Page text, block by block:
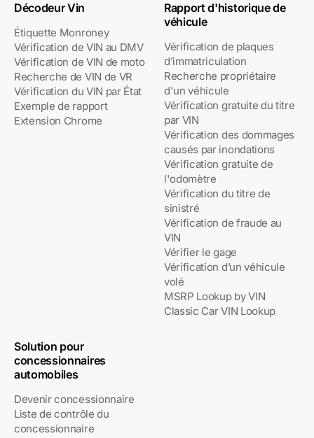
Décodeur Vin
Étiquette Monroney
Vérification de VIN au DMV
Vérification de VIN de moto
Recherche de VIN de VR
Vérification du VIN par État
Exemple de rapport
Extension Chrome
Rapport d'historique de
véhicule
Vérification de plaques
d’immatriculation
Recherche propriétaire
d'un véhicule
Vérification gratuite du titre
par VIN
Vérification des dommages
causés par inondations
Vérification gratuite de
l'odomètre
Vérification du titre de
sinistré
Vérification de fraude au
VIN
Vérifier le gage
Vérification d’un véhicule
volé
MSRP Lookup by VIN
Classic Car VIN Lookup
Solution pour
concessionnaires
automobiles
Devenir concessionnaire
Liste de contrôle du
concessionnaire